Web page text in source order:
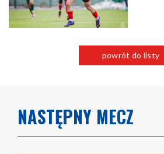
powrót do listy
NASTĘPNY MECZ